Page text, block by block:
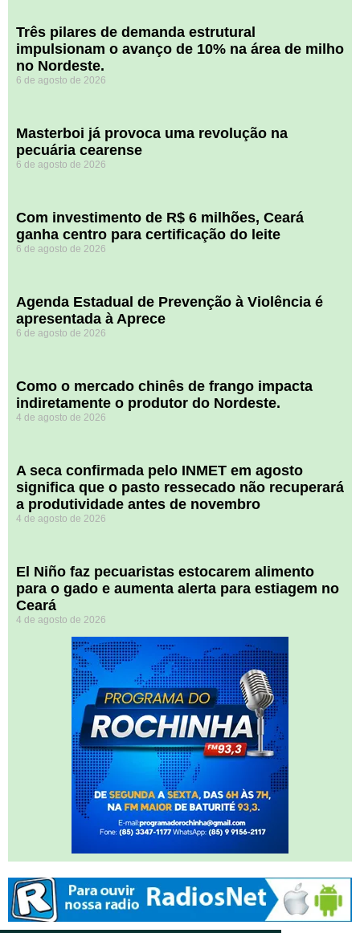
​Três pilares de demanda estrutural
impulsionam o avanço de 10% na área de milho
no Nordeste.
6 de agosto de 2026
Masterboi já provoca uma revolução na
pecuária cearense
6 de agosto de 2026
Com investimento de R$ 6 milhões, Ceará
ganha centro para certificação do leite
6 de agosto de 2026
Agenda Estadual de Prevenção à Violência é
apresentada à Aprece
6 de agosto de 2026
​Como o mercado chinês de frango impacta
indiretamente o produtor do Nordeste.
4 de agosto de 2026
A seca confirmada pelo INMET em agosto
significa que o pasto ressecado não recuperará
a produtividade antes de novembro
4 de agosto de 2026
El Niño faz pecuaristas estocarem alimento
para o gado e aumenta alerta para estiagem no
Ceará
4 de agosto de 2026